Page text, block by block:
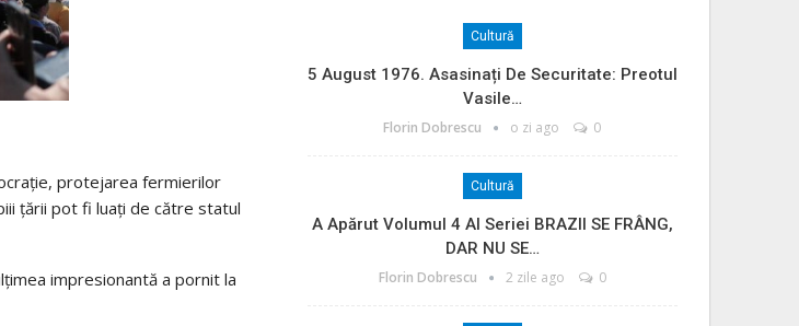
protejarea fermierilor
țării pot fi luați de către statul
impresionantă a pornit la
Cultură
5 August 1976. Asasinați De Securitate: Preotul
Vasile…
Florin Dobrescu o zi ago 0
Cultură
A Apărut Volumul 4 Al Seriei BRAZII SE FRÂNG,
DAR NU SE…
Florin Dobrescu 2 zile ago 0